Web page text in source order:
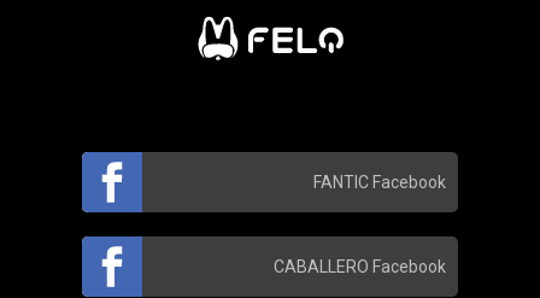
FANTIC Facebook
CABALLERO Facebook